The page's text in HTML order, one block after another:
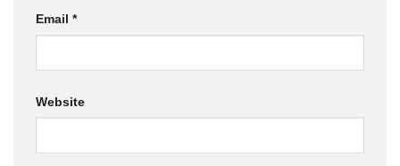
Email *
Website